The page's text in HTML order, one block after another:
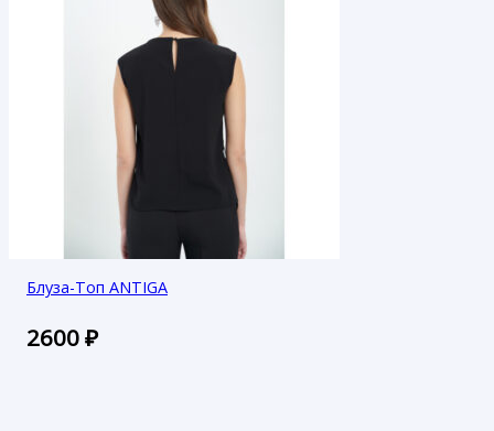
Блуза-Топ ANTIGA
2600₽